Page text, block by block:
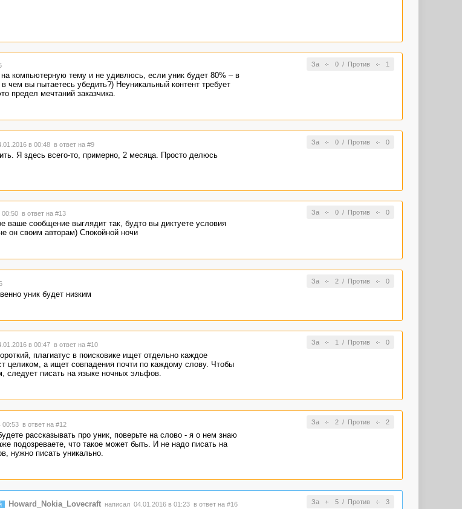
За 0/ Против 1
компьютерную тему и не удивлюсь, если уник будет 80% – в
чем вы пытаетесь убедить?) Неуникальный контент требует
предел мечтаний заказчика.
За 0/ Против 0
в 00:48 в ответ на #9
Я здесь всего-то, примерно, 2 месяца. Просто делюсь
За 0/ Против 0
00:50 в ответ на #13
ваше сообщение выглядит так, будто вы диктуете условия
он своим авторам) Спокойной ночи
За 2/ Против 0
уник будет низким
За 1 / Против 0
в 00:47 в ответ на #10
плагиатус в поисковике ищет отдельно каждое
целиком, а ищет совпадения почти по каждому слову. Чтобы
следует писать на языке ночных эльфов.
За 2/ Против 2
00:53 в ответ на #12
рассказывать про уник, поверьте на слово - я о нем знаю
подозреваете, что такое может быть. И не надо писать на
нужно писать уникально.
За 5/ Против 3
Howard_Nokia_Lovecraft написал 04.01.2016 в 01:23 в ответ на #16